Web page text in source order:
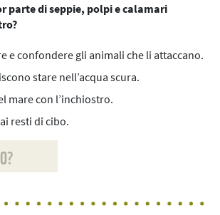
parte di seppie, polpi e calamari
e confondere gli animali che li attaccano.
stare nell’acqua scura.
mare con l’inchiostro.
resti di cibo.